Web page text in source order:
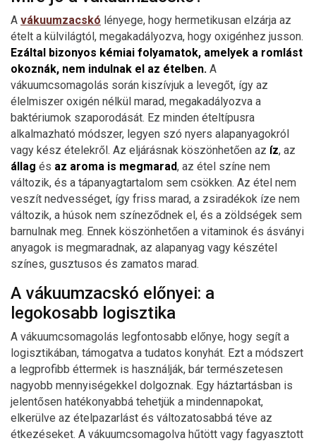
A vákuumzacskó lényege, hogy hermetikusan elzárja az
ételt a külvilágtól, megakadályozva, hogy oxigénhez jusson.
Ezáltal bizonyos kémiai folyamatok, amelyek a romlást
okoznák, nem indulnak el az ételben. A
vákuumcsomagolás során kiszívjuk a levegőt, így az
élelmiszer oxigén nélkül marad, megakadályozva a
baktériumok szaporodását. Ez minden ételtípusra
alkalmazható módszer, legyen szó nyers alapanyagokról
vagy kész ételekről. Az eljárásnak köszönhetően az íz, az
állag és az aroma is megmarad, az étel színe nem
változik, és a tápanyagtartalom sem csökken. Az étel nem
veszít nedvességet, így friss marad, a zsiradékok íze nem
változik, a húsok nem színeződnek el, és a zöldségek sem
barnulnak meg. Ennek köszönhetően a vitaminok és ásványi
anyagok is megmaradnak, az alapanyag vagy készétel
színes, gusztusos és zamatos marad.
A vákuumzacskó előnyei: a
legokosabb logisztika
A vákuumcsomagolás legfontosabb előnye, hogy segít a
logisztikában, támogatva a tudatos konyhát. Ezt a módszert
a legprofibb éttermek is használják, bár természetesen
nagyobb mennyiségekkel dolgoznak. Egy háztartásban is
jelentősen hatékonyabbá tehetjük a mindennapokat,
elkerülve az ételpazarlást és változatosabbá téve az
étkezéseket. A vákuumcsomagolva hűtött vagy fagyasztott